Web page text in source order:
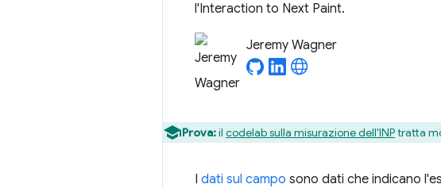
l'Interaction to Next Paint.
Jeremy Wagner
Prova:il codelab sulla misurazione dell'INPtratta
I dati sul campo sono dati che indicano